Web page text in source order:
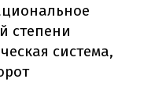
степени
система,